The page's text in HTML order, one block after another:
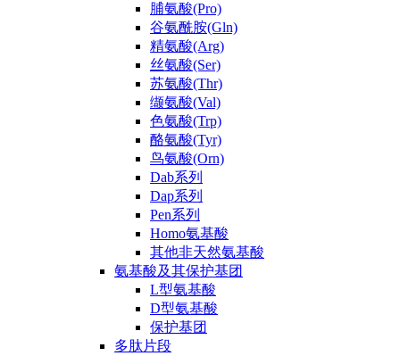
脯氨酸(Pro)
谷氨酰胺(Gln)
精氨酸(Arg)
丝氨酸(Ser)
苏氨酸(Thr)
缬氨酸(Val)
色氨酸(Trp)
酪氨酸(Tyr)
鸟氨酸(Orn)
Dab系列
Dap系列
Pen系列
Homo氨基酸
其他非天然氨基酸
氨基酸及其保护基团
L型氨基酸
D型氨基酸
保护基团
多肽片段